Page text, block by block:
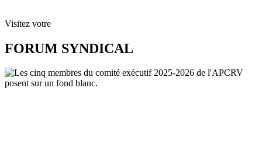
Visitez votre
FORUM SYNDICAL